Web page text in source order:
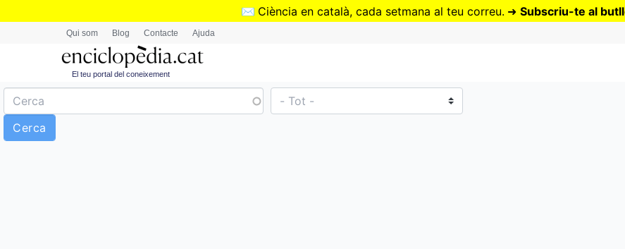
Vés
✉️ Ciència en català, cada setmana al teu correu. ➜ Subscriu-te al
Qui som Blog Contacte Ajuda
El teu portal del coneixement